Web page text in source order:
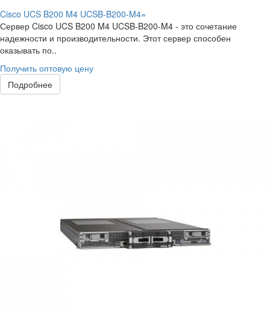
Cisco UCS B200 M4 UCSB-B200-M4=
Сервер Cisco UCS B200 M4 UCSB-B200-M4 - это сочетание
надежности и производительности. Этот сервер способен
оказывать по..
Получить оптовую цену
Подробнее